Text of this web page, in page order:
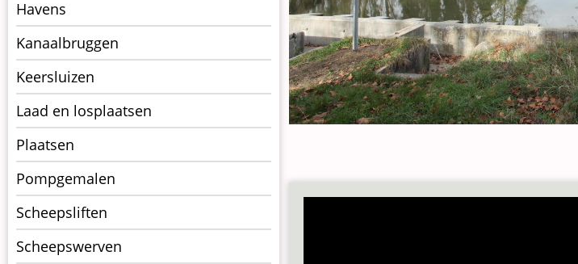
Havens
Kanaalbruggen
Keersluizen
Laad en losplaatsen
Plaatsen
Pompgemalen
Scheepsliften
Scheepswerven